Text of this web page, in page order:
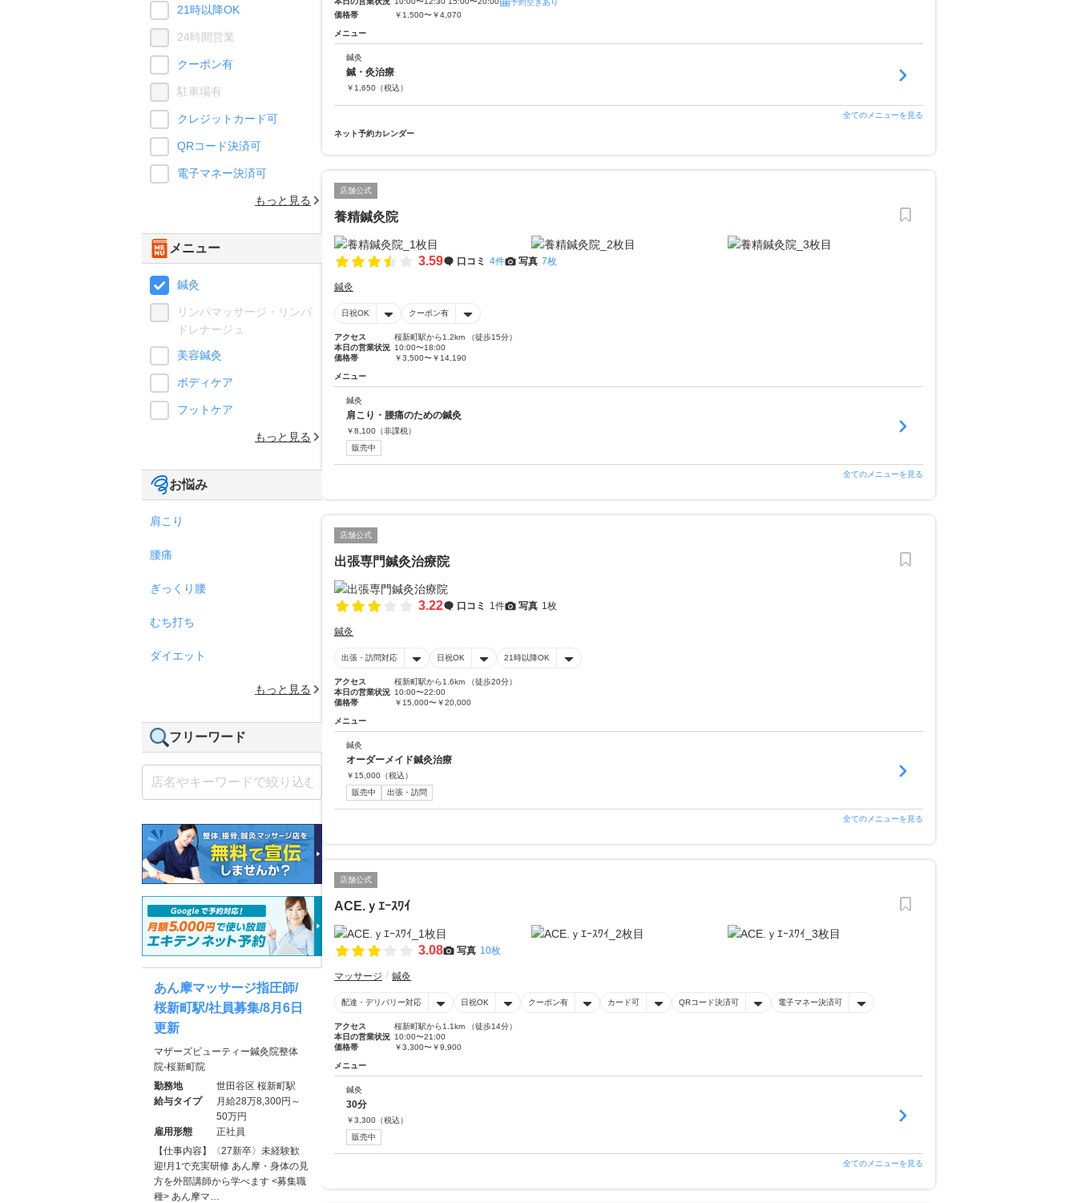
価格帯
￥1,500〜￥4,070
メニュー
鍼灸
鍼・灸治療
￥ 1,650 （税込）
全てのメニューを見る
ネット予約カレンダー
店舗公式
養精鍼灸院
3.59 口コミ 4件 写真 7枚
鍼灸
日祝OK クーポン有
アクセス
桜新町駅から1.2km （徒歩15分）
本日の営業状況 10:00〜18:00
価格帯
￥3,500〜￥14,190
メニュー
鍼灸
肩こり・腰痛のための鍼灸
￥8,100 （非課税）
販売中
全てのメニューを見る
店舗公式
出張専門鍼灸治療院
3.22 口コミ 1件 写真 1枚
鍼灸
出張・訪問対応 日祝OK 21時以降OK
アクセス
桜新町駅から1.6km （徒歩20分）
本日の営業状況 10:00〜22:00
価格帯
￥15,000〜￥20,000
メニュー
鍼灸
オーダーメイド鍼灸治療
￥ 15,000 （税込）
販売中
出張・訪問
全てのメニューを見る
店舗公式
ACE.ｙｴｰｽﾜｲ
3.08 写真 10枚
マッサージ 鍼灸
配達・デリバリー対応 日祝OK クーポン有 カード可 QRコード決済可 電子マネー決済可
アクセス
桜新町駅から1.1km （徒歩14分）
本日の営業状況 10:00〜21:00
価格帯
￥3,300〜￥9,900
メニュー
鍼灸
30分
￥3,300 （税込）
販売中
全てのメニューを見る
21時以降OK
24時間営業
クーポン有
駐車場有
クレジットカード可
QRコード決済可
電子マネー決済可
もっと見る
メニュー
鍼灸
リンパマッサージ・リンパ
ドレナージュ
美容鍼灸
ボディケア
フットケア
もっと見る
お悩み
肩こり
腰痛
ぎっくり腰
むち打ち
ダイエット
もっと見る
フリーワード
あん摩マッサージ指圧師/
桜新町駅/社員募集/8月6日
更新
マザーズビューティー鍼灸院整体
院-桜新町院
勤務地
世田谷区 桜新町駅
給与タイプ
月給28万8,300円～
50万円
雇用形態
正社員
【仕事内容】〈27新卒〉未経験歓
迎!月1で充実研修 あん摩・身体の見
方を外部講師から学べます <募集職
種> あん摩マ…